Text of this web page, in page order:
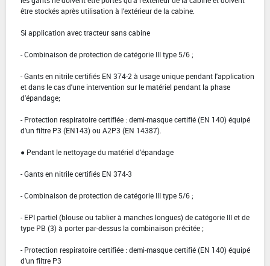
être stockés après utilisation à l'extérieur de la cabine.
Si application avec tracteur sans cabine
- Combinaison de protection de catégorie III type 5/6 ;
- Gants en nitrile certifiés EN 374-2 à usage unique pendant l'application
et dans le cas d'une intervention sur le matériel pendant la phase
d'épandage;
- Protection respiratoire certifiée : demi-masque certifié (EN 140) équipé
d'un filtre P3 (EN143) ou A2P3 (EN 14387).
● Pendant le nettoyage du matériel d'épandage
- Gants en nitrile certifiés EN 374-3
- Combinaison de protection de catégorie III type 5/6 ;
- EPI partiel (blouse ou tablier à manches longues) de catégorie III et de
type PB (3) à porter par-dessus la combinaison précitée ;
- Protection respiratoire certifiée : demi-masque certifié (EN 140) équipé
d'un filtre P3